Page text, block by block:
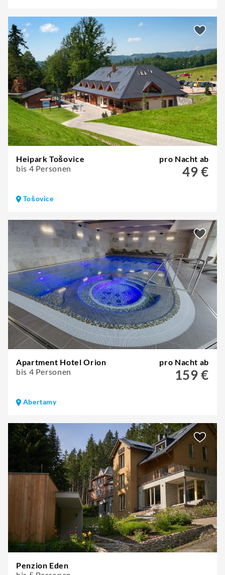
Heipark Tošovice
bis 4 Personen
pro Nacht ab
49 €
Tošovice
Apartment Hotel Orion
bis 4 Personen
pro Nacht ab
159 €
Abertamy
Penzion Eden